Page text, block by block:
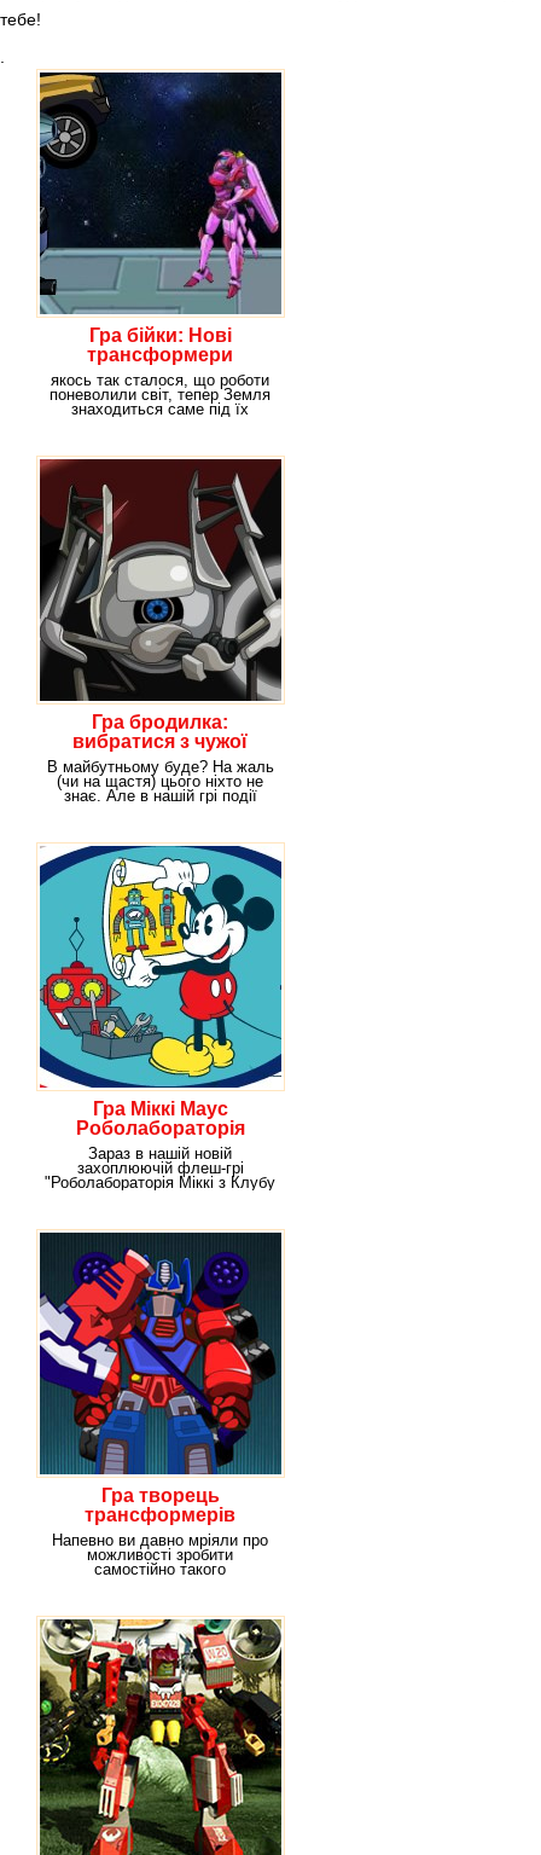
тебе!
Гра бійки: Нові
трансформери
якось так сталося, що роботи
поневолили світ, тепер Земля
знаходиться саме під їх
Гра бродилка:
вибратися з чужої
планети
В майбутньому буде? На жаль
(чи на щастя) цього ніхто не
знає. Але в нашій грі події
Гра Міккі Маус
Роболабораторія
Зараз в нашій новій
захоплюючій флеш-грі
"Роболабораторія Міккі з Клубу
Гра творець
трансформерів
Напевно ви давно мріяли про
можливості зробити
самостійно такого